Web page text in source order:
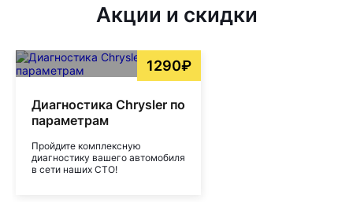
Акции и скидки
1290₽
Диагностика Chrysler по
параметрам
Пройдите комплексную
диагностику вашего автомобиля
в сети наших СТО!